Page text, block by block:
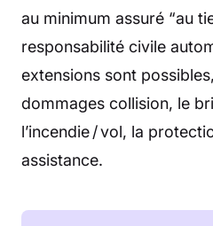
au minimum assuré “au
responsabilité civile
extensions sont
dommages collision, le
l’incendie / vol, la
assistance.